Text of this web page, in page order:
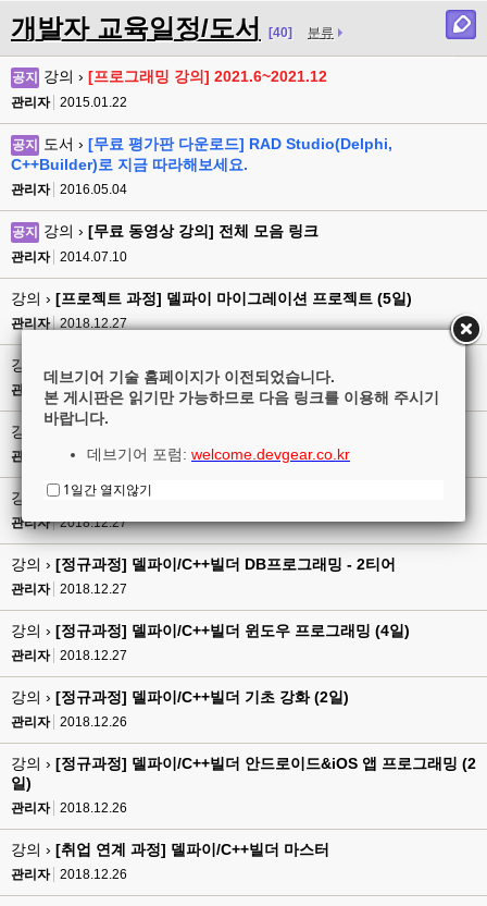
개발자 교육일정/도서 [40] 분류
공지 강의 › [프로그래밍 강의] 2021.6~2021.12
관리자 2015.01.22
공지 도서 › [무료 평가판 다운로드] RAD Studio(Delphi,
C++Builder)로 지금 따라해보세요.
관리자 2016.05.04
공지 강의 › [무료 동영상 강의] 전체 모음 링크
관리자 2014.07.10
강의 › [프로젝트 과정] 델파이 마이그레이션 프로젝트 (5일)
관리자 2018.12.27
강의 ›
관리자 2018.12.27
강의 ›[정규과정] 델파이 사물인터넷 앱 개발 (1일)
관리자 2018.12.27
강의 ›[정규과정] 미들웨어 서버와 멀티-티어 (4일)
관리자 2018.12.27
강의 › [정규과정] 델파이/C++빌더 DB프로그래밍 - 2티어
관리자 2018.12.27
강의 › [정규과정] 델파이/C++빌더 윈도우 프로그래밍 (4일)
관리자 2018.12.27
강의 › [정규과정] 델파이/C++빌더 기초 강화 (2일)
관리자 2018.12.26
강의 › [정규과정] 델파이/C++빌더 안드로이드&iOS 앱 프로그래밍 (2
일)
관리자 2018.12.26
강의 › [취업 연계 과정] 델파이/C++빌더 마스터
관리자 2018.12.26
데브기어 기술 홈페이지가 이전되었습니다.
본 게시판은 읽기만 가능하므로 다음 링크를 이용해 주시기
바랍니다.
데브기어 포럼: welcome.devgear.co.kr
1일간 열지않기